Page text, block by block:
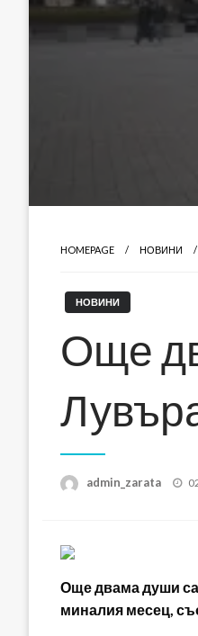
HOMEPAGE НОВИНИ
НОВИНИ
Още
admin_zarata
Още двама души
миналия месец,